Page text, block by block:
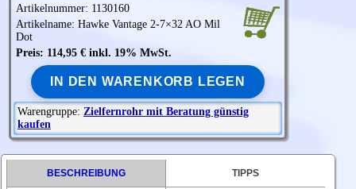
Artikelnummer: 1130160
Artikelname: Hawke Vantage 2-7×32 AO Mil
Dot
Preis: 114,95 € inkl. 19% MwSt.
IN DEN WARENKORB LEGEN
Warengruppe: Zielfernrohr mit Beratung günstig
kaufen
BESCHREIBUNG TIPPS